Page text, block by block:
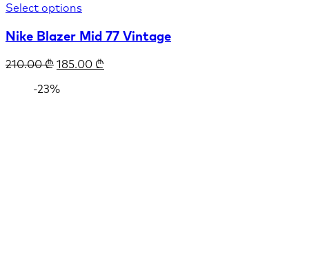
Select options
Nike Blazer Mid 77 Vintage
210.00₾ 185.00 ₾
-23%